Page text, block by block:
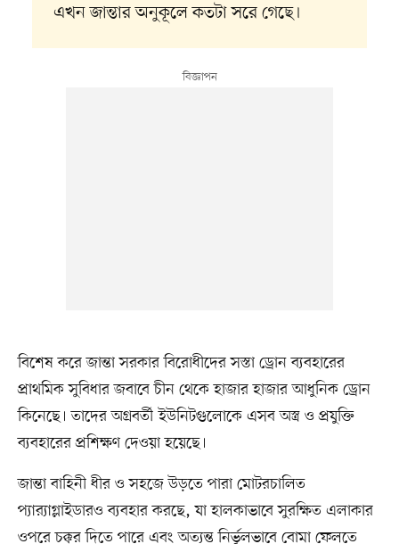
এখন জান্তার অনুকূলে কতটা সরে গেছে।
বিশেষ করে জান্তা সরকার বিরোধীদের সস্তা ড্রোন ব্যবহারের
প্রাথমিক সুবিধার জবাবে চীন থেকে হাজার হাজার আধুনিক ড্রোন
কিনেছে। তাদের অগ্রবর্তী ইউনিটগুলোকে এসব অস্ত্র ও প্রযুক্তি
ব্যবহারের প্রশিক্ষণ দেওয়া হয়েছে।
জান্তা বাহিনী ধীর ও সহজে উড়তে পারা মোটরচালিত
প্যার‍্যাগ্লাইডারও ব্যবহার করছে, যা হালকাভাবে সুরক্ষিত এলাকার
ওপরে চক্কর দিতে পারে এবং অত্যন্ত নির্ভুলভাবে বোমা ফেলতে